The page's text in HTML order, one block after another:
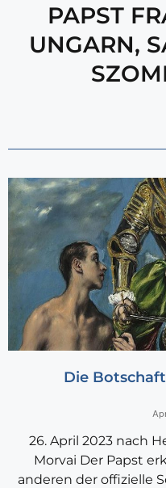
PAPST
UNGARN,
Die
26. April 2023 nach
Morvai Der Papst
anderen der offizielle